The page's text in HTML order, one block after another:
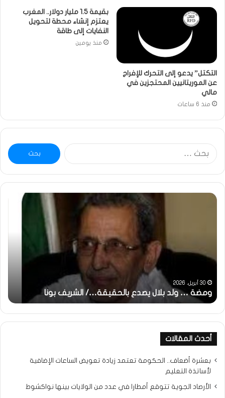
التكتل” يدعو إلى التحرك للإفراج
عن الموريتانيين المحتجزين في
مالي
منذ 6 ساعات
بقيمة 1.5 مليار دولار.. المغرب
يعتزم إنشاء محطة لتحويل
النفايات إلى طاقة
منذ يومين
البحث
عن:
ومضة
بالحقيقة…/
الشريف
30 أبريل، 2026
ومضة … ولد بلال يصدع بالحقيقة…/ الشريف بونا
أحدث المقالات
بعشرة أضعاف.. الحكومة تعتمد زيادة تعويض الساعات الإضافية
لأساتذة التعليم
الأرصاد الجوية تتوقع أمطارا في عدد من الولايات بينها نواكشوط